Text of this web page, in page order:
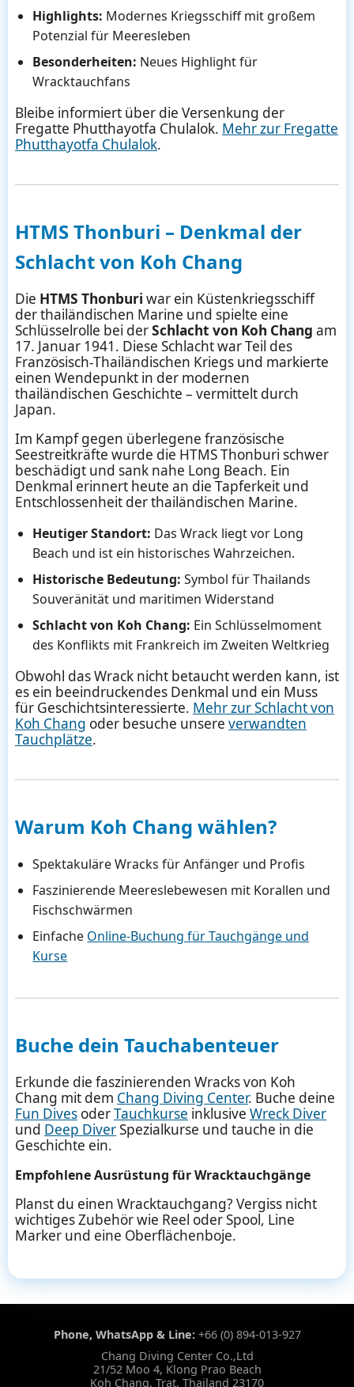
Highlights: Modernes Kriegsschiff mit großem
Potenzial für Meeresleben
Besonderheiten: Neues Highlight für
Wracktauchfans
Bleibe informiert über die Versenkung der
Fregatte Phutthayotfa Chulalok. Mehr zur Fregatte
Phutthayotfa Chulalok.
HTMS Thonburi – Denkmal der
Schlacht von Koh Chang
Die HTMS Thonburi war ein Küstenkriegsschiff
der thailändischen Marine und spielte eine
Schlüsselrolle bei derSchlacht von Koh Chang am
17. Januar 1941. Diese Schlacht war Teil des
Französisch-Thailändischen Kriegs und markierte
einen Wendepunkt in der modernen
thailändischen Geschichte – vermittelt durch
Japan.
Im Kampf gegen überlegene französische
Seestreitkräfte wurde die HTMS Thonburi schwer
beschädigt und sank nahe Long Beach. Ein
Denkmal erinnert heute an die Tapferkeit und
Entschlossenheit der thailändischen Marine.
Heutiger Standort: Das Wrack liegt vor Long
Beach und ist ein historisches Wahrzeichen.
Historische Bedeutung: Symbol für Thailands
Souveränität und maritimen Widerstand
Schlacht von Koh Chang: Ein Schlüsselmoment
des Konflikts mit Frankreich im Zweiten Weltkrieg
Obwohl das Wrack nicht betaucht werden kann, ist
es ein beeindruckendes Denkmal und ein Muss
für Geschichtsinteressierte. Mehr zur Schlacht von
Koh Chang oder besuche unsere verwandten
Tauchplätze.
Warum Koh Chang wählen?
Spektakuläre Wracks für Anfänger und Profis
Faszinierende Meereslebewesen mit Korallen und
Fischschwärmen
Einfache Online-Buchung für Tauchgänge und
Kurse
Buche dein Tauchabenteuer
Erkunde die faszinierenden Wracks von Koh
Chang mit dem Chang Diving Center. Buche deine
Fun DivesoderTauchkurse inklusive Wreck Diver
und Deep DiverSpezialkurse und tauche in die
Geschichte ein.
Empfohlene Ausrüstung für Wracktauchgänge
Planst du einen Wracktauchgang? Vergiss nicht
wichtiges Zubehör wie Reel oder Spool, Line
Marker und eine Oberflächenboje.
Phone, WhatsApp & Line:+66 (0) 894-013-927
Chang Diving Center Co.,Ltd
21/52 Moo 4, Klong Prao Beach
Koh Chang, Trat, Thailand 23170